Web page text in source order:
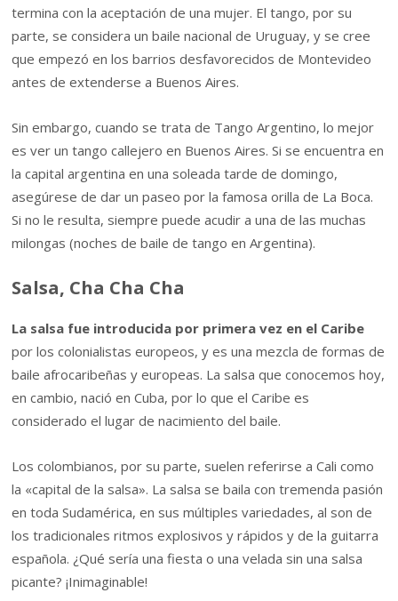
termina con la aceptación de una mujer. El tango, por su
parte, se considera un baile nacional de Uruguay, y se cree
que empezó en los barrios desfavorecidos de Montevideo
antes de extenderse a Buenos Aires.
Sin embargo, cuando se trata de Tango Argentino, lo mejor
es ver un tango callejero en Buenos Aires. Si se encuentra en
la capital argentina en una soleada tarde de domingo,
asegúrese de dar un paseo por la famosa orilla de La Boca.
Si no le resulta, siempre puede acudir a una de las muchas
milongas (noches de baile de tango en Argentina).
Salsa, Cha Cha Cha
La salsa fue introducida por primera vez en el Caribe
por los colonialistas europeos, y es una mezcla de formas de
baile afrocaribeñas y europeas. La salsa que conocemos hoy,
en cambio, nació en Cuba, por lo que el Caribe es
considerado el lugar de nacimiento del baile.
Los colombianos, por su parte, suelen referirse a Cali como
la «capital de la salsa». La salsa se baila con tremenda pasión
en toda Sudamérica, en sus múltiples variedades, al son de
los tradicionales ritmos explosivos y rápidos y de la guitarra
española. ¿Qué sería una fiesta o una velada sin una salsa
picante? ¡Inimaginable!